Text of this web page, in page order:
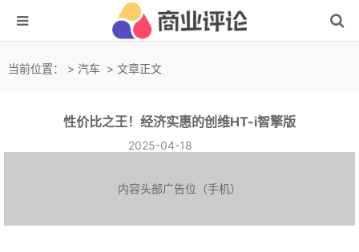
当前位置： > 汽车 > 文章正文
性价比之王！经济实惠的创维HT-i智擎版
2025-04-18
内容头部广告位（手机）